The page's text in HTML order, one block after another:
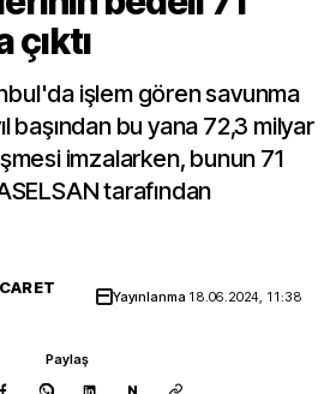
çıktı
işlem gören savunma
başından bu yana 72,3 milyar
imzalarken, bunun 71
tarafından
Yayınlanma 18.06.2024, 11:38
Paylaş
N